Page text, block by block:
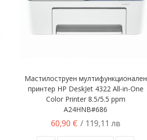
Мастилоструен мултифункционален
принтер HP DeskJet 4322 All-in-One
Color Printer 8.5/5.5 ppm
A24HNB#686
60,90 € / 119,11 лв